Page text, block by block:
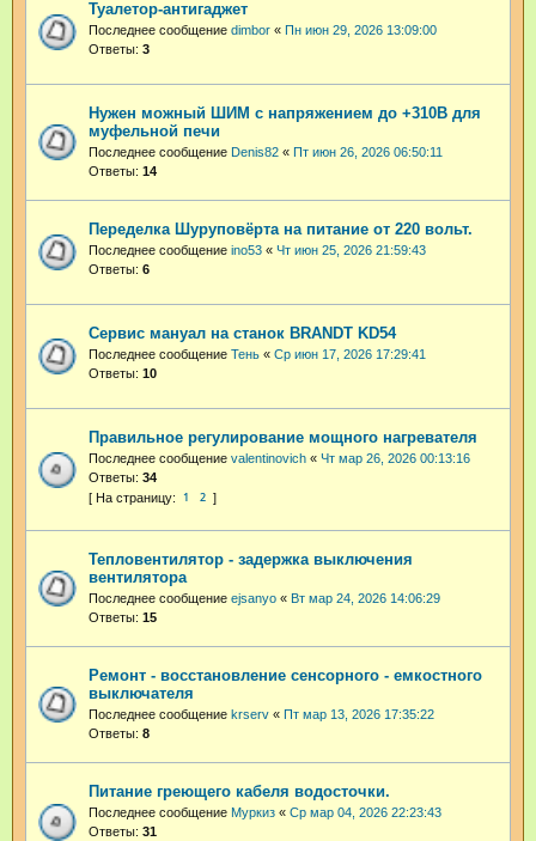
Туалетор-антигаджет
Последнее сообщение dimbor « Пн июн 29, 2026 13:09:00
Ответы: 3
Нужен можный ШИМ с напряжением до +310В для
муфельной печи
Последнее сообщение Denis82 « Пт июн 26, 2026 06:50:11
Ответы: 14
Переделка Шуруповёрта на питание от 220 вольт.
Последнее сообщение ino53 « Чт июн 25, 2026 21:59:43
Ответы: 6
Сервис мануал на станок BRANDT KD54
Последнее сообщение Тень « Ср июн 17, 2026 17:29:41
Ответы: 10
Правильное регулирование мощного нагревателя
Последнее сообщение valentinovich « Чт мар 26, 2026 00:13:16
Ответы: 34
1 2
Тепловентилятор - задержка выключения
вентилятора
Последнее сообщение ejsanyo « Вт мар 24, 2026 14:06:29
Ответы: 15
Ремонт - восстановление сенсорного - емкостного
выключателя
Последнее сообщение krserv « Пт мар 13, 2026 17:35:22
Ответы: 8
Питание греющего кабеля водосточки.
Последнее сообщение Муркиз « Ср мар 04, 2026 22:23:43
Ответы: 31